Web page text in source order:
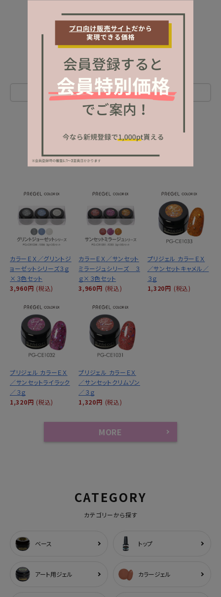
レビューを書く
NEW ITEM
新着商品
カラーＥＸ／グリントジ
ョーゼットシリーズ３ｇ
×３色セット
3,960円 (税込)
カラーＥＸ／サンセット
ミラージュシリーズ ３
ｇ×３色セット
3,960円 (税込)
プリジェル カラーＥＸ
／サンセットキャメル／
３ｇ
1,320円 (税込)
プリジェル カラーＥＸ
／サンセットライラック
／３ｇ
1,320円 (税込)
プリジェル カラーＥＸ
／サンセットクリムゾン
／３ｇ
1,320円 (税込)
MORE
CATEGORY
カテゴリーから探す
ベース トップ
アート用ジェル カラージェル